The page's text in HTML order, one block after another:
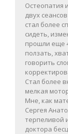
Остеопатия
двух
стал более
сидеть,
прошли еще
ползать,
говорить
Стал более
мелкая
Мне, как
Сергея
терпеливой
доктора